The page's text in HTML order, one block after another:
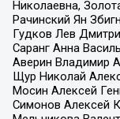
Николаевна,
Рачинский Ян
Гудков Лев
Саранг Анна
Аверин Владимир
Щур Николай
Мосин Алексей
Симонов Алексей